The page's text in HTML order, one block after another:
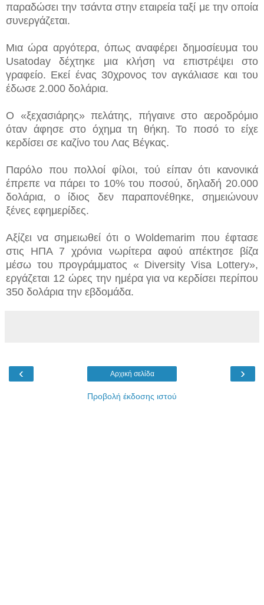
παραδώσει την τσάντα στην εταιρεία ταξί με την οποία
συνεργάζεται.
Μια ώρα αργότερα, όπως αναφέρει δημοσίευμα του
Usatoday δέχτηκε μια κλήση να επιστρέψει στο
γραφείο. Εκεί ένας 30χρονος τον αγκάλιασε και του
έδωσε 2.000 δολάρια.
Ο «ξεχασιάρης» πελάτης, πήγαινε στο αεροδρόμιο
όταν άφησε στο όχημα τη θήκη. Το ποσό το είχε
κερδίσει σε καζίνο του Λας Βέγκας.
Παρόλο που πολλοί φίλοι, τού είπαν ότι κανονικά
έπρεπε να πάρει το 10% του ποσού, δηλαδή 20.000
δολάρια, ο ίδιος δεν παραπονέθηκε, σημειώνουν
ξένες εφημερίδες.
Αξίζει να σημειωθεί ότι ο Woldemarim που έφτασε
στις ΗΠΑ 7 χρόνια νωρίτερα αφού απέκτησε βίζα
μέσω του προγράμματος « Diversity Visa Lottery»,
εργάζεται 12 ώρες την ημέρα για να κερδίσει περίπου
350 δολάρια την εβδομάδα.
‹ ›
Αρχική σελίδα
Προβολή έκδοσης ιστού